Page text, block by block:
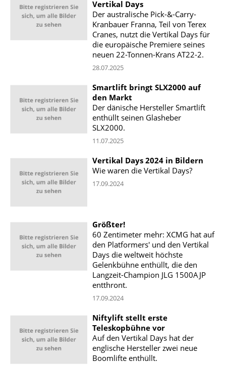
Vertikal Days
Der australische Pick-&-Carry-
Kranbauer Franna, Teil von Terex
Cranes, nutzt die Vertikal Days für
die europäische Premiere seines
neuen 22-Tonnen-Krans AT22-2.
28.07.2025
Smartlift bringt SLX2000 auf
den Markt
Der dänische Hersteller Smartlift
enthüllt seinen Glasheber
SLX2000.
11.07.2025
Vertikal Days 2024 in Bildern
Wie waren die Vertikal Days?
17.09.2024
Größter!
60 Zentimeter mehr: XCMG hat auf
den Platformers' und den Vertikal
Days die weltweit höchste
Gelenkbühne enthüllt, die den
Langzeit-Champion JLG 1500AJP
entthront.
17.09.2024
Niftylift stellt erste
Teleskopbühne vor
Auf den Vertikal Days hat der
englische Hersteller zwei neue
Boomlifte enthüllt.